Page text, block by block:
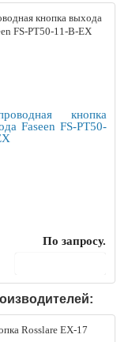
кнопка выхода
FS-PT50-11-B-EX
По запросу.
Rosslare EX-17